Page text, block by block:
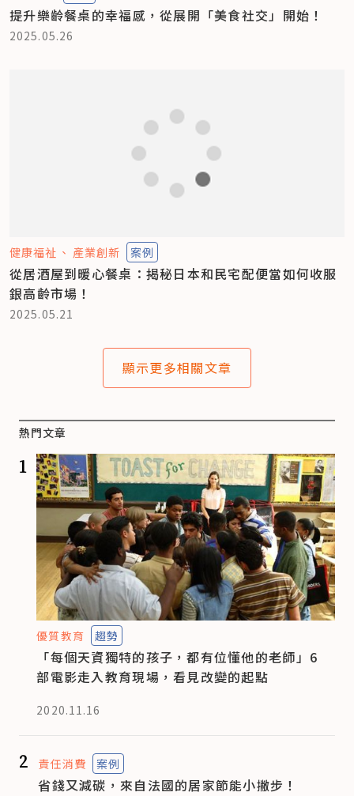
提升樂齡餐桌的幸福感，從展開「美食社交」開始！
2025.05.26
健康福祉 產業創新 案例
從居酒屋到暖心餐桌：揭秘日本和民宅配便當如何收服
銀高齡市場！
2025.05.21
顯示更多相關文章
熱門文章
1
優質教育 趨勢
「每個天資獨特的孩子，都有位懂他的老師」6
部電影走入教育現場，看見改變的起點
2020.11.16
2 責任消費 案例
省錢又減碳，來自法國的居家節能小撇步！